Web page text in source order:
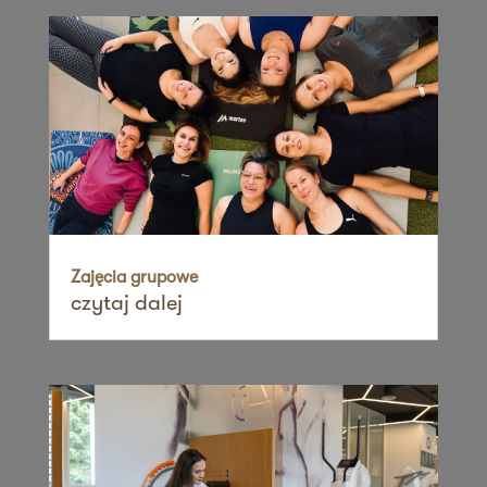
60-461 Poznań
Zapisz mnie
36 MINUT Suchanino
ul. Zygmunta Noskowskiego 17b,
Osiedle Suchanino
80-170 Gdańsk
Zapisz mnie
36 MINUT Suchy Las
ul. Obornicka 104
62-002 Suchy Las
Zapisz mnie
ul. Armii Krajowej 9,
58-100 Świdnica
Zapisz mnie
Zajęcia grupowe
czytaj dalej